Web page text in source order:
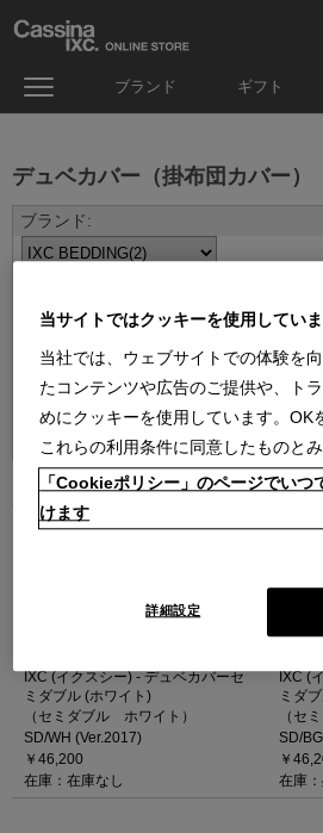
ブランド ギフト
デュベカバー（掛布団カバー）
並べ替え：
IXC (イクスシー) - デュベカバーセ
ミダブル (ホワイト)
（セミダブル ホワイト）
SD/WH (Ver.2017)
￥46,200
在庫：在庫なし
IXC (
ミダ
（セ
SD/
￥
在庫
当サイトではクッキーを使用してい
当社では、ウェブサイトでの体験を
たコンテンツや広告のご提供や、ト
めにクッキーを使用しています。OK
これらの利用条件に同意したものとみ
「Cookieポリシー」のページでいつ
けます
詳細設定